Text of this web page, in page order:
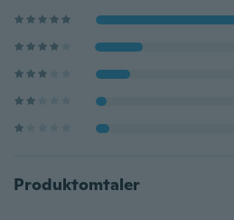
Produktomtaler